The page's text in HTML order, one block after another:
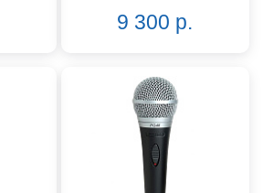
9 300 р.